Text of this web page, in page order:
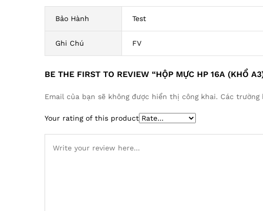
Bảo Hành Test
Ghi Chú FV
BE THE FIRST TO REVIEW “HỘP MỰC HP 16A (KHỔ
Email của bạn sẽ không được hiển thị công khai. Các trường
Your rating of this product